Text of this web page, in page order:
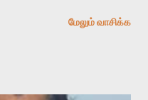
போன பின் அவர்களின்
மேலும் வாசிக்க